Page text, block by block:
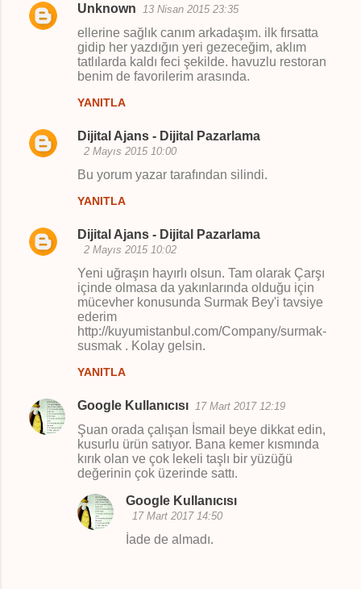
Y
a
Unknown 13 Nisan 2015 23:35
ellerine sağlık canım arkadaşım. ilk fırsatta
gidip her yazdığın yeri gezeceğim, aklım
tatlılarda kaldı feci şekilde. havuzlu restoran
benim de favorilerim arasında.
YANITLA
Dijital Ajans - Dijital Pazarlama
2 Mayıs 2015 10:00
Bu yorum yazar tarafından silindi.
YANITLA
Dijital Ajans - Dijital Pazarlama
2 Mayıs 2015 10:02
Yeni uğraşın hayırlı olsun. Tam olarak Çarşı
içinde olmasa da yakınlarında olduğu için
mücevher konusunda Surmak Bey'i tavsiye
ederim
http://kuyumistanbul.com/Company/surmak-
susmak . Kolay gelsin.
YANITLA
Google Kullanıcısı 17 Mart 2017 12:19
Şuan orada çalışan İsmail beye dikkat edin,
kusurlu ürün satıyor. Bana kemer kısmında
kırık olan ve çok lekeli taşlı bir yüzüğü
değerinin çok üzerinde sattı.
Google Kullanıcısı
17 Mart 2017 14:50
İade de almadı.